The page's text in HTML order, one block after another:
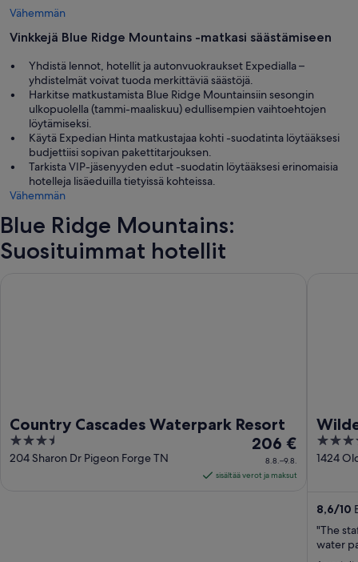
Vähemmän
Vinkkejä Blue Ridge Mountains -matkasi säästämiseen
Yhdistä lennot, hotellit ja autonvuokraukset Expedialla –
yhdistelmät voivat tuoda merkittäviä säästöjä.
Harkitse matkustamista Blue Ridge Mountainsiin sesongin
ulkopuolella (tammi-maaliskuu) edullisempien vaihtoehtojen
löytämiseksi.
Käytä Expedian Hinta matkustajaa kohti -suodatinta löytääksesi
budjettiisi sopivan pakettitarjouksen.
Tarkista VIP-jäsenyyden edut -suodatin löytääksesi erinomaisia
hotelleja lisäeduilla tietyissä kohteissa.
Vähemmän
Blue Ridge Mountains:
Suosituimmat hotellit
Country Cascades Waterpark Resort
3.5
out
204 Sharon Dr Pigeon Forge TN
Hinta
on
206 €
206 €
8.8.–9.8.
sisältää verot ja maksut
4
out
1424
8,6/10
"The
water